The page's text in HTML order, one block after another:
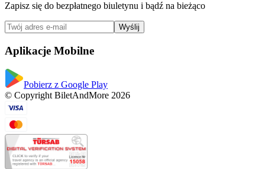
Zapisz się do bezpłatnego biuletynu i bądź na bieżąco
Wyślij
Aplikacje Mobilne
Pobierz z Google Play
© Copyright BiletAndMore 2026